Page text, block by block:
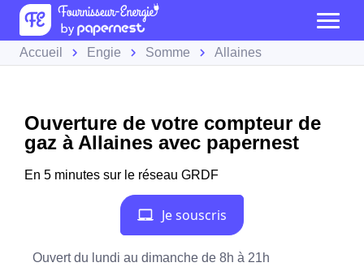
Accueil Engie Somme Allaines